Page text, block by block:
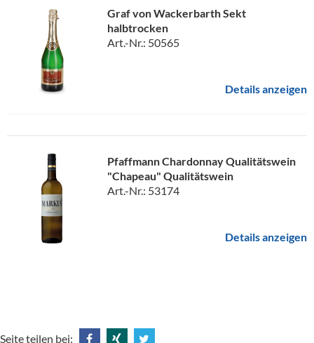
Graf von Wackerbarth Sekt
halbtrocken
Art.-Nr.: 50565
Details anzeigen
Pfaffmann Chardonnay Qualitätswein
"Chapeau" Qualitätswein
Art.-Nr.: 53174
Details anzeigen
Seite teilen bei: